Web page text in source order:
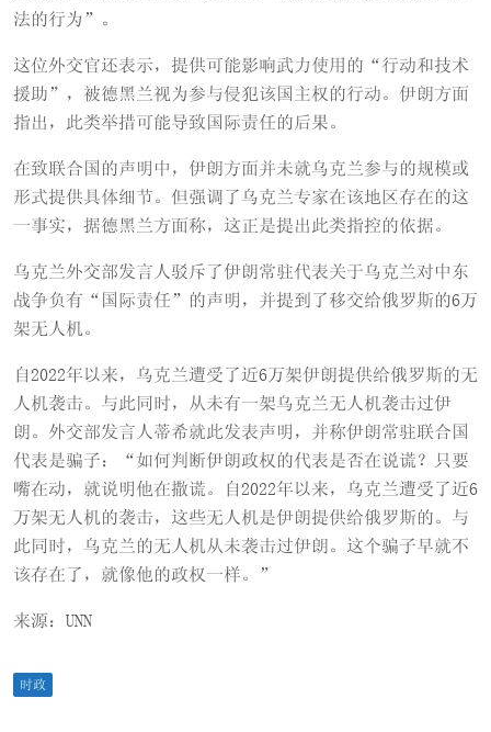
法的行为”。
这位外交官还表示，提供可能影响武力使用的“行动和技术
援助”，被德黑兰视为参与侵犯该国主权的行动。伊朗方面
指出，此类举措可能导致国际责任的后果。
在致联合国的声明中，伊朗方面并未就乌克兰参与的规模或
形式提供具体细节。但强调了乌克兰专家在该地区存在的这
一事实，据德黑兰方面称，这正是提出此类指控的依据。
乌克兰外交部发言人驳斥了伊朗常驻代表关于乌克兰对中东
战争负有“国际责任”的声明，并提到了移交给俄罗斯的6万
架无人机。
自2022年以来，乌克兰遭受了近6万架伊朗提供给俄罗斯的无
人机袭击。与此同时，从未有一架乌克兰无人机袭击过伊
朗。外交部发言人蒂希就此发表声明，并称伊朗常驻联合国
代表是骗子：“如何判断伊朗政权的代表是否在说谎？只要
嘴在动，就说明他在撒谎。自2022年以来，乌克兰遭受了近6
万架无人机的袭击，这些无人机是伊朗提供给俄罗斯的。与
此同时，乌克兰的无人机从未袭击过伊朗。这个骗子早就不
该存在了，就像他的政权一样。”
来源：UNN
时政